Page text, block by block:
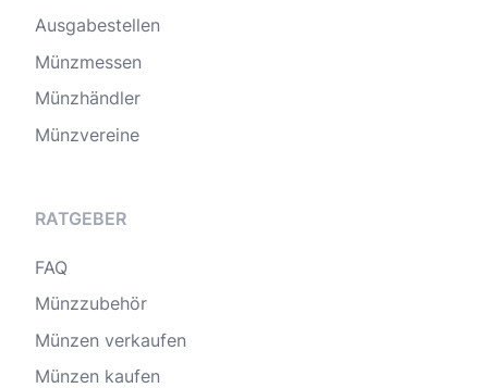
Ausgabestellen
Münzmessen
Münzhändler
Münzvereine
RATGEBER
FAQ
Münzzubehör
Münzen verkaufen
Münzen kaufen